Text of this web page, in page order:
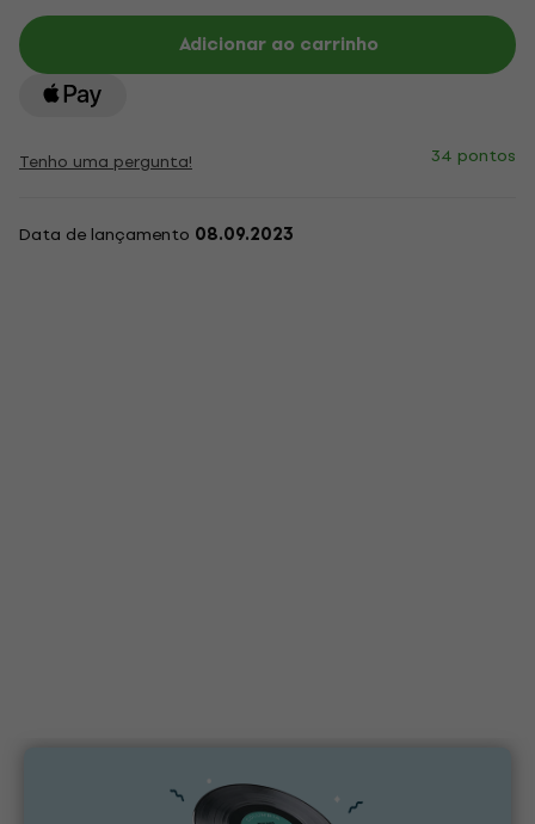
Adicionar ao carrinho
Tenho uma pergunta! 34 pontos
Data de lançamento 08.09.2023